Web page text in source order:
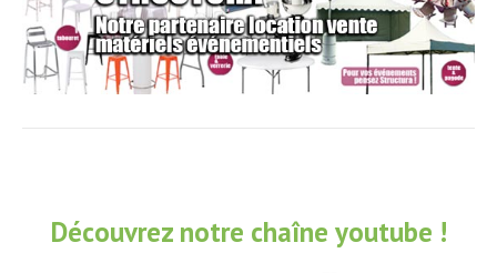
Découvrez notre chaîne youtube !